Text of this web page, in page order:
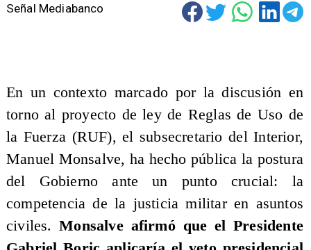
Señal Mediabanco
En un contexto marcado por la discusión en
torno al proyecto de ley de Reglas de Uso de
la Fuerza (RUF), el subsecretario del Interior,
Manuel Monsalve, ha hecho pública la postura
del Gobierno ante un punto crucial: la
competencia de la justicia militar en asuntos
civiles.Monsalve afirmó que el Presidente